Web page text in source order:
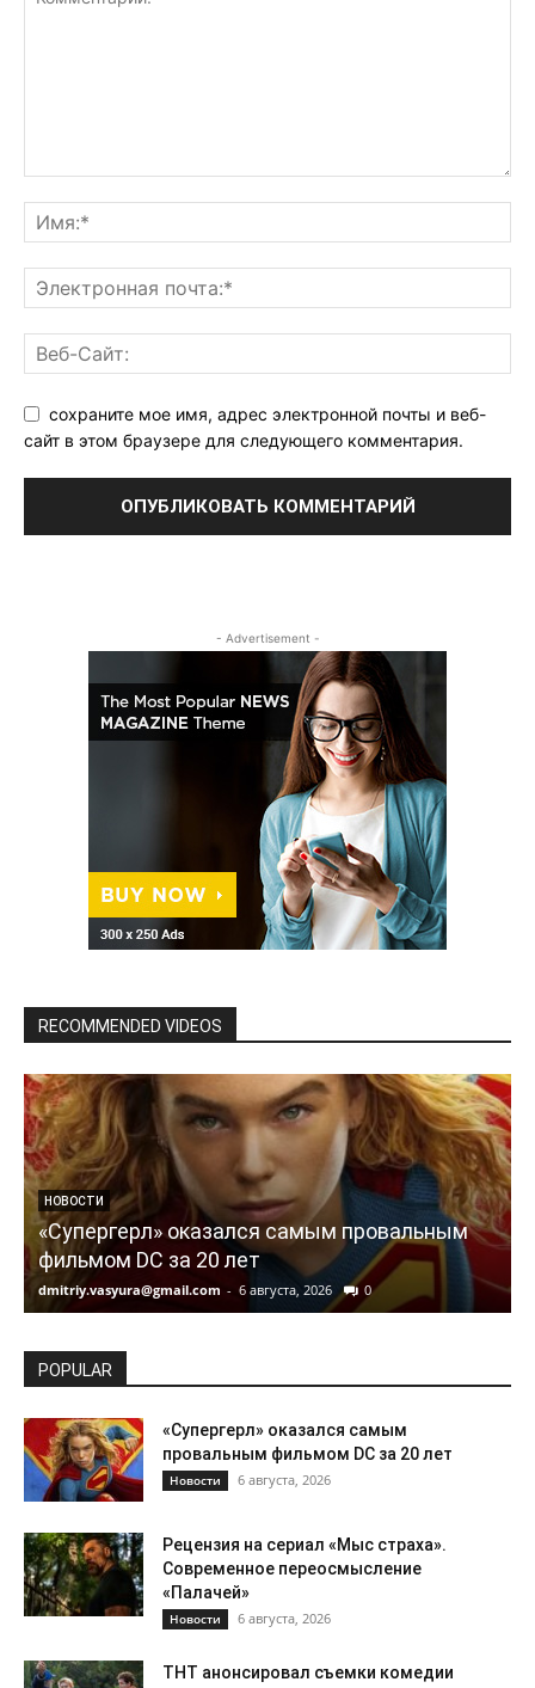
сохраните мое имя, адрес электронной почты и веб-
сайт в этом браузере для следующего комментария.
- Advertisement -
RECOMMENDED VIDEOS
НОВОСТИ
«Супергерл» оказался самым провальным
фильмом DC за 20 лет
dmitriy.vasyura@gmail.com - 6 августа, 2026 0
POPULAR
«Супергерл» оказался самым
провальным фильмом DC за 20 лет
Новости 6 августа, 2026
Рецензия на сериал «Мыс страха».
Современное переосмысление
«Палачей»
Новости 6 августа, 2026
ТНТ анонсировал съемки комедии